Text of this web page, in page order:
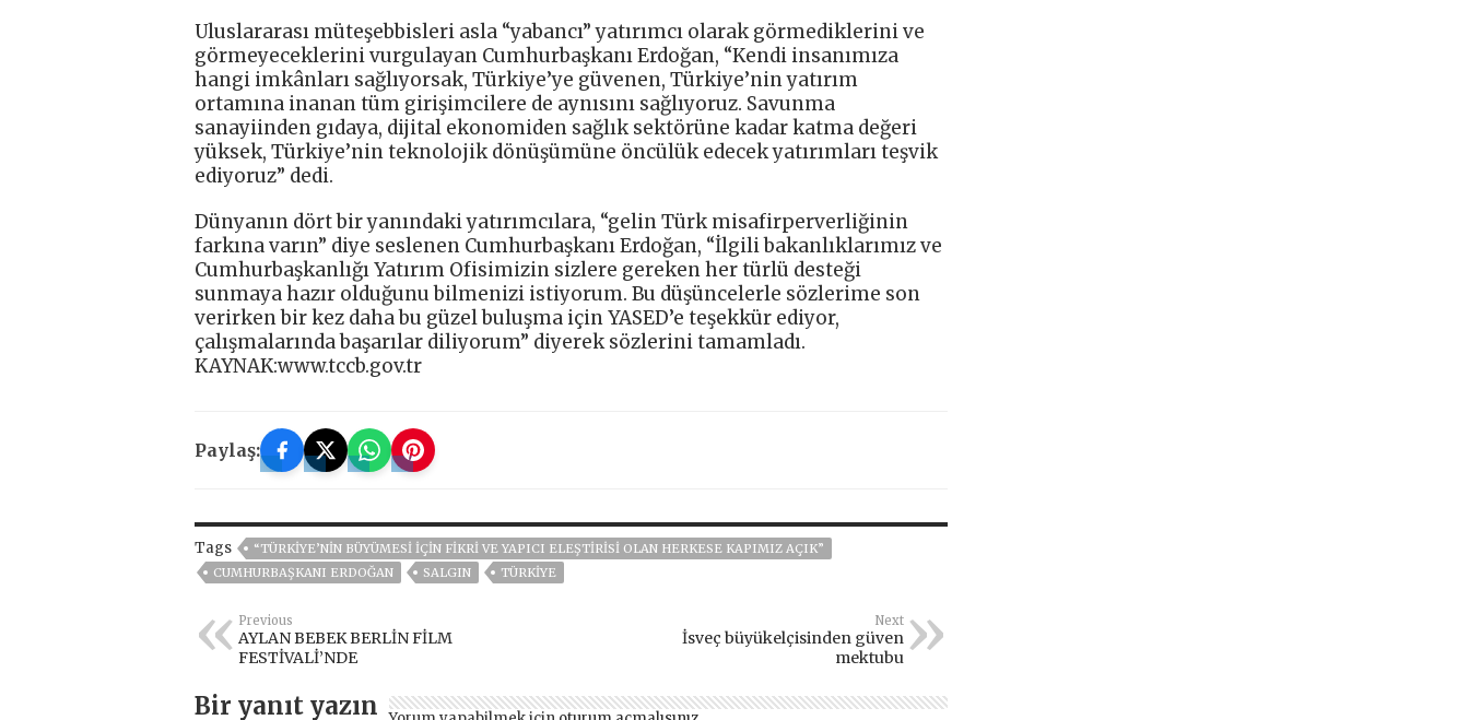
Uluslararası müteşebbisleri asla “yabancı” yatırımcı olarak görmediklerini ve
görmeyeceklerini vurgulayan Cumhurbaşkanı Erdoğan, “Kendi insanımıza
hangi imkânları sağlıyorsak, Türkiye’ye güvenen, Türkiye’nin yatırım
ortamına inanan tüm girişimcilere de aynısını sağlıyoruz. Savunma
sanayiinden gıdaya, dijital ekonomiden sağlık sektörüne kadar katma değeri
yüksek, Türkiye’nin teknolojik dönüşümüne öncülük edecek yatırımları teşvik
ediyoruz” dedi.
Dünyanın dört bir yanındaki yatırımcılara, “gelin Türk misafirperverliğinin
farkına varın” diye seslenen Cumhurbaşkanı Erdoğan, “İlgili bakanlıklarımız ve
Cumhurbaşkanlığı Yatırım Ofisimizin sizlere gereken her türlü desteği
sunmaya hazır olduğunu bilmenizi istiyorum. Bu düşüncelerle sözlerime son
verirken bir kez daha bu güzel buluşma için YASED’e teşekkür ediyor,
çalışmalarında başarılar diliyorum” diyerek sözlerini tamamladı.
KAYNAK:www.tccb.gov.tr
Paylaş:
Tags
“TÜRKİYE’NİN BÜYÜMESİ İÇİN FİKRİ VE YAPICI ELEŞTİRİSİ OLAN HERKESE KAPIMIZ AÇIK”
CUMHURBAŞKANI ERDOĞAN
SALGIN TÜRKİYE
Previous
AYLAN BEBEK BERLİN FİLM
FESTİVALİ’NDE
Next
İsveç büyükelçisinden güven
mektubu
Bir yanıt yazın